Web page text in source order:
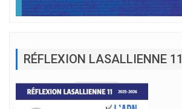
RÉFLEXION LASALLIENNE 11